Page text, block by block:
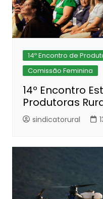
14º Encontro de
Comissão Feminina
14º Encontro
Produtoras
sindicatorural